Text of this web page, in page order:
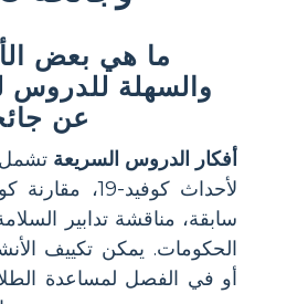
ما هي بعض
والسهلة للدروس
عن
أفكار الدروس السريعة تشمل
سابقة، مناقشة تدابير
الحكومات. يمكن تكييف
أو في الفصل لمساعدة